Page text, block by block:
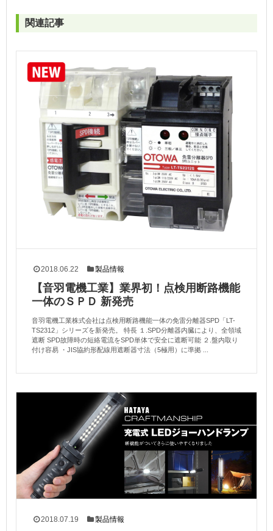
関連記事
2018.06.22 製品情報
【音羽電機工業】業界初！点検用断路機能
一体のＳＰＤ 新発売
音羽電機工業株式会社は点検用断路機能一体の免雷分離器SPD「LT-
TS2312」シリーズを新発売。 特長 １.SPD分離器内臓により、全領域
遮断 SPD故障時の短絡電流をSPD単体で安全に遮断可能 ２.盤内取り
付け容易 ・JIS協約形配線用遮断器寸法（5極用）に準拠 ...
2018.07.19 製品情報